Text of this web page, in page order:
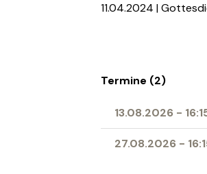
11.04.2024 |
Termine (2)
13.08.2026 -
27.08.2026 -